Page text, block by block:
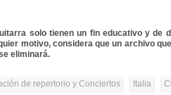
solo tienen un fin educativo y de
motivo, considera que un archivo
eliminará.
de repertorio y Conciertos Italia